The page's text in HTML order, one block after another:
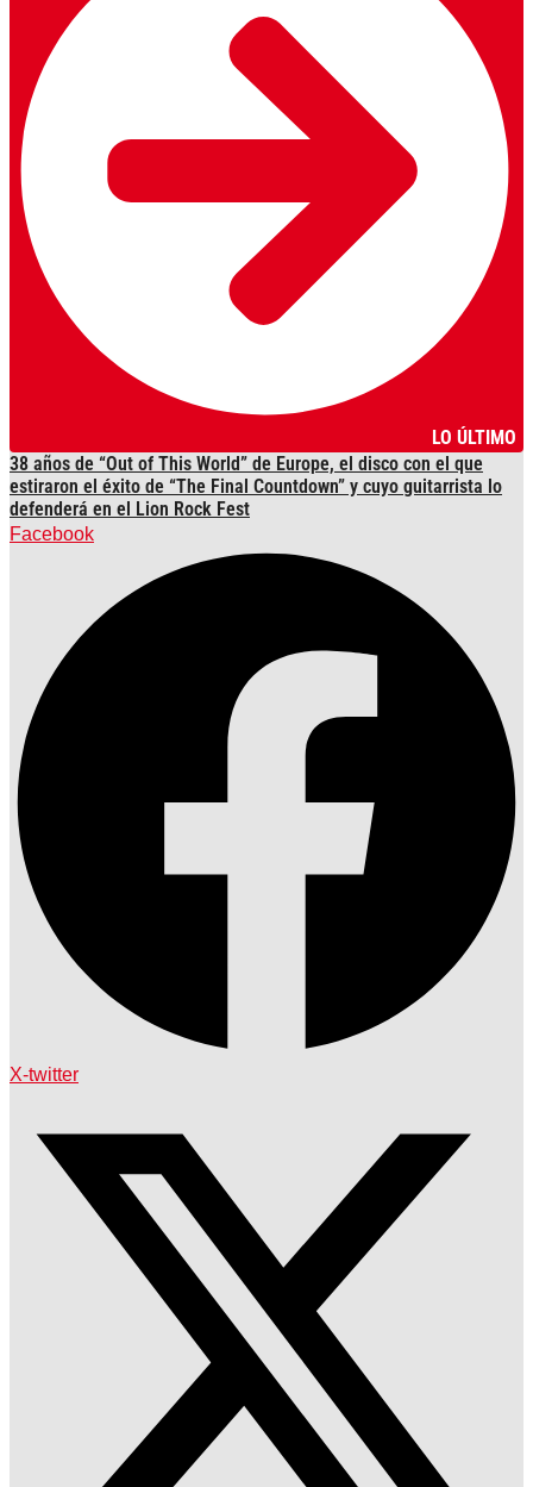
LO ÚLTIMO
38 años de “Out of This World” de Europe, el disco con el que
estiraron el éxito de “The Final Countdown” y cuyo guitarrista lo
defenderá en el Lion Rock Fest
Facebook
X-twitter